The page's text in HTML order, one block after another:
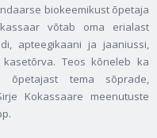
biokeemikust õpetaja
võtab oma erialast
apteegikaani ja jaaniussi,
Teos kõneleb ka
õpetajast tema sõprade,
Kokassaare meenutuste